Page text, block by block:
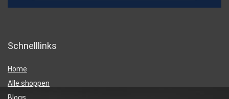
Schnelllinks
Home
Alle shoppen